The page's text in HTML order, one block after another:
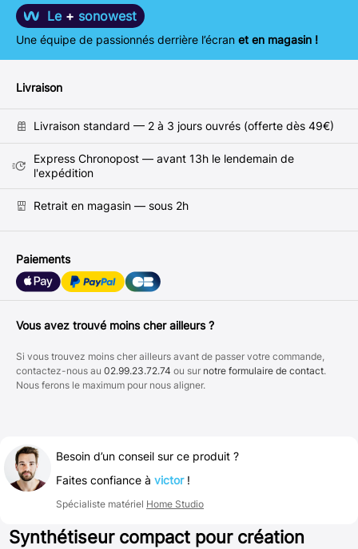
Le + sonowest
Une équipe de passionnés derrière l’écran et en magasin !
Livraison
Livraison standard — 2 à 3 jours ouvrés (offerte dès 49€)
Express Chronopost — avant 13h le lendemain de
l'expédition
Retrait en magasin — sous 2h
Paiements
Vous avez trouvé moins cher ailleurs ?
Si vous trouvez moins cher ailleurs avant de passer votre commande,
contactez-nous au 02.99.23.72.74 ou sur notre formulaire de contact.
Nous ferons le maximum pour nous aligner.
Besoin d’un conseil sur ce produit ?
Faites confiance à victor!
Spécialiste matériel Home Studio
Synthétiseur compact pour création